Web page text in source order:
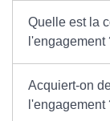
Quelle est la
l'engagement
Acquiert-on
l'engagement